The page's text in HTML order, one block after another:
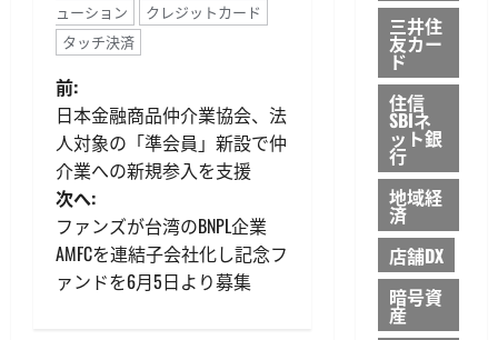
ューション
クレジットカード
タッチ決済
投
稿
ナ
ビ
ゲ
前:
日本金融商品仲介業協会、法
人対象の「準会員」新設で仲
介業への新規参入を支援
次へ:
ファンズが台湾のBNPL企業
AMFCを連結子会社化し記念フ
ァンドを6月5日より募集
三井住
友カー
ド
住信
SBIネ
ット銀
行
地域経
済
店舗DX
暗号資
産